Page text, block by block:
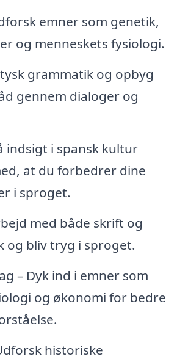
emner som genetik,
og menneskets fysiologi.
grammatik og opbyg
gennem dialoger og
indsigt i spansk kultur
at du forbedrer dine
i sproget.
med både skrift og
og bliv tryg i sproget.
– Dyk ind i emner som
og økonomi for bedre
historiske